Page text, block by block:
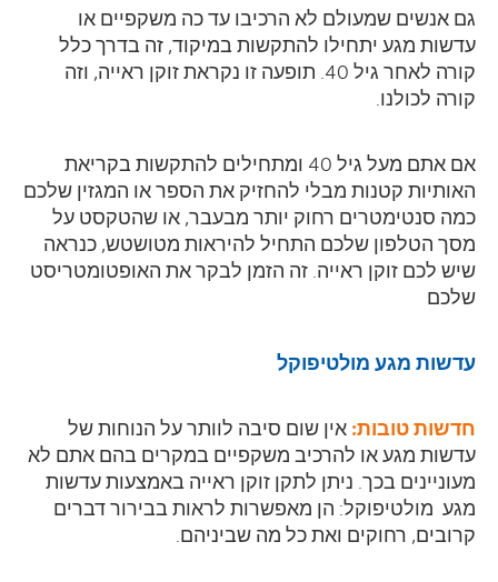
גם אנשים שמעולם לא הרכיבו עד כה משקפיים או
עדשות מגע יתחילו להתקשות במיקוד, זה בדרך כלל
קורה לאחר גיל 40. תופעה זו נקראת זוקן ראייה, וזה
קורה לכולנו.
אם אתם מעל גיל 40 ומתחילים להתקשות בקריאת
האותיות קטנות מבלי להחזיק את הספר או המגזין שלכם
כמה סנטימטרים רחוק יותר מבעבר, או שהטקסט על
מסך הטלפון שלכם התחיל להיראות מטושטש, כנראה
שיש לכם זוקן ראייה. זה הזמן לבקר את האופטומטריסט
שלכם
עדשות מגעמולטיפוקל
חדשות טובות:אין שום סיבה לוותר על הנוחות של
עדשות מגע או להרכיב משקפיים במקרים בהם אתם לא
מעוניינים בכך. ניתן לתקן זוקן ראייה באמצעות עדשות
מגע מולטיפוקל: הן מאפשרות לראות בבירור דברים
קרובים, רחוקים ואת כל מה שביניהם.